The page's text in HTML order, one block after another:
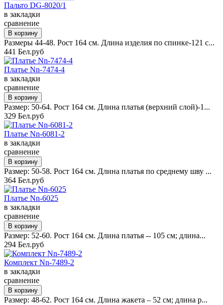
Пальто DG-8020/1
в закладки
сравнение
Размеры 44-48. Рост 164 см. Длина изделия по спинке-121 с...
441 Бел.руб
Платье Nn-7474-4
в закладки
сравнение
Размер: 50-64. Рост 164 см. Длина платья (верхний слой)-1...
329 Бел.руб
Платье Nn-6081-2
в закладки
сравнение
Размер: 50-58. Рост 164 см. Длина платья по среднему шву ...
364 Бел.руб
Платье Nn-6025
в закладки
сравнение
Размер: 52-60. Рост 164 см. Длина платья -- 105 см; длина...
294 Бел.руб
Комплект Nn-7489-2
в закладки
сравнение
Размер: 48-62. Рост 164 см. Длина жакета – 52 см; длина р...